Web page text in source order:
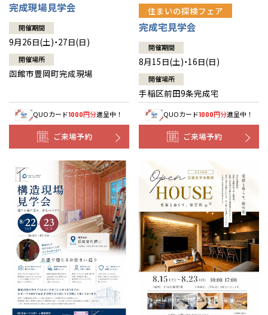
完成現場見学会
開催期間
9月26日(土)・27日(日)
開催場所
函館市豊岡町完成現場
QUOカード1000円分進呈中！
ご来場予約
住まいの探検フェア
完成宅見学会
開催期間
8月15日(土)・16日(日)
開催場所
手稲区前田9条完成宅
QUOカード1000円分進呈中！
ご来場予約
全国の展示場
北海道
札幌
東北
お近くのイベント
北海道
札幌
札幌
小樽
東北
青森県
八戸